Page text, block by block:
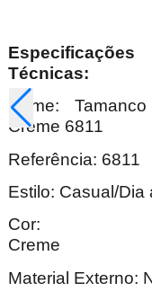
Especificações
Nome:
Creme 6811
Referência: 6811
Estilo: Casual/Dia
Cor:
Material Externo: